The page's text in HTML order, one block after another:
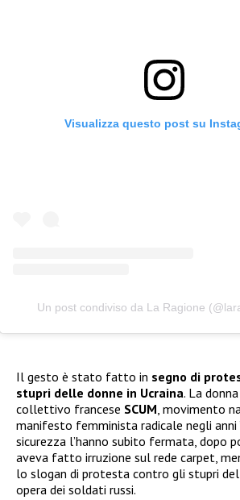
Visualizza questo post su
Un post condiviso da La Ragione
Il gesto è stato fatto in segno di
stupri delle donne in Ucraina. La
collettivo francese SCUM, movimento
manifesto femminista radicale negli anni
sicurezza l’hanno subito fermata, dopo
aveva fatto irruzione sul rede carpet,
lo slogan di protesta contro gli stupri
opera dei soldati russi.